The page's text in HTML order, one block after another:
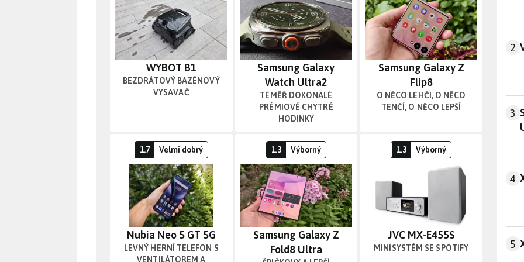
WYBOT B1
BEZDRÁTOVÝ BAZÉNOVÝ
VYSAVAČ
Samsung Galaxy
Watch Ultra2
TÉMĚŘ DOKONALÉ
PRÉMIOVÉ CHYTRÉ
HODINKY
Samsung Galaxy Z
Flip8
O NĚCO LEHČÍ, O NĚCO
TENČÍ, O NĚCO LEPŠÍ
Levný herní telefon s ventilátorem a tlačítky
1.7 Velmi dobrý
Nubia Neo 5 GT 5G
LEVNÝ HERNÍ TELEFON S
VENTILÁTOREM A
Špičkový a lepší hardware, ovšem „Ultra“ jen z
1.3 Výborný
Samsung Galaxy Z
Fold8 Ultra
Minisystém se Spotify
1.3 Výborný
JVC MX-E455S
MINISYSTÉM SE SPOTIFY
2
3
4
5